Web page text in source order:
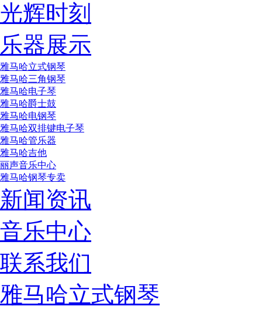
光辉时刻
乐器展示
雅马哈立式钢琴
雅马哈三角钢琴
雅马哈电子琴
雅马哈爵士鼓
雅马哈电钢琴
雅马哈双排键电子琴
雅马哈管乐器
雅马哈吉他
丽声音乐中心
雅马哈钢琴专卖
新闻资讯
音乐中心
联系我们
雅马哈立式钢琴